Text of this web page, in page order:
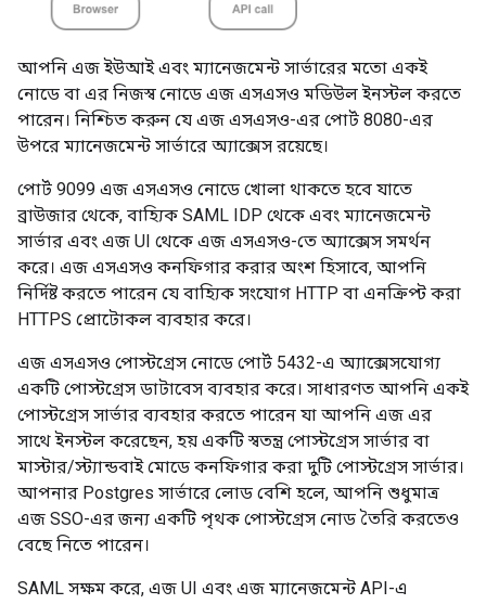
আপনি এজ ইউআই এবং ম্যানেজমেন্ট সার্ভারের মতো একই
নোডে বা এর নিজস্ব নোডে এজ এসএসও মডিউল ইনস্টল করতে
পারেন। নিশ্চিত করুন যে এজ এসএসও-এর পোর্ট 8080-এর
উপরে ম্যানেজমেন্ট সার্ভারে অ্যাক্সেস রয়েছে।
পোর্ট 9099 এজ এসএসও নোডে খোলা থাকতে হবে যাতে
ব্রাউজার থেকে, বাহ্যিক SAML IDP থেকে এবং ম্যানেজমেন্ট
সার্ভার এবং এজ UI থেকে এজ এসএসও-তে অ্যাক্সেস সমর্থন
করে। এজ এসএসও কনফিগার করার অংশ হিসাবে, আপনি
নির্দিষ্ট করতে পারেন যে বাহ্যিক সংযোগ HTTP বা এনক্রিপ্ট করা
HTTPS প্রোটোকল ব্যবহার করে।
এজ এসএসও পোস্টগ্রেস নোডে পোর্ট 5432-এ অ্যাক্সেসযোগ্য
একটি পোস্টগ্রেস ডাটাবেস ব্যবহার করে। সাধারণত আপনি একই
পোস্টগ্রেস সার্ভার ব্যবহার করতে পারেন যা আপনি এজ এর
সাথে ইনস্টল করেছেন, হয় একটি স্বতন্ত্র পোস্টগ্রেস সার্ভার বা
মাস্টার/স্ট্যান্ডবাই মোডে কনফিগার করা দুটি পোস্টগ্রেস সার্ভার।
আপনার Postgres সার্ভারে লোড বেশি হলে, আপনি শুধুমাত্র
এজ SSO-এর জন্য একটি পৃথক পোস্টগ্রেস নোড তৈরি করতেও
বেছে নিতে পারেন।
SAML সক্ষম করে, এজ UI এবং এজ ম্যানেজমেন্ট API-এ